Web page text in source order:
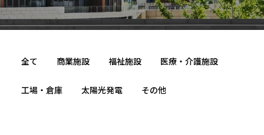
全て 商業施設 福祉施設 医療・介護施設
工場・倉庫 太陽光発電 その他